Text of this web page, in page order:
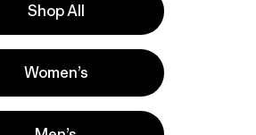
Shop All
Women’s